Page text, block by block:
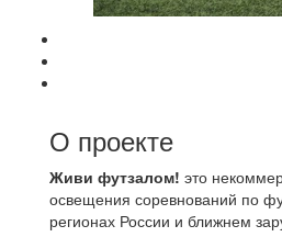
О проекте
Живи футзалом! это
освещения соревнований по
регионах России и ближнем